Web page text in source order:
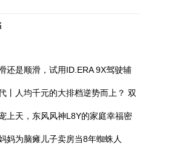
儿子学会走路
“新广式”之夏 凉茶配咖啡
因为没钱给丈夫妹妹包红
觉时被他打到眼球凸出
还是顺滑，试用ID.ERA 9X驾驶辅
丨人均千元的大排档逆势而上？ 双
上天，东风风神L8Y的家庭幸福密
妈为脑瘫儿子卖房当8年蜘蛛人